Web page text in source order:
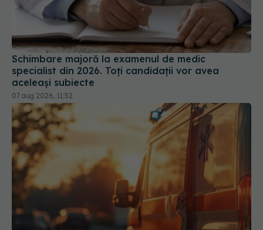
Schimbare majoră la examenul de medic
specialist din 2026. Toți candidații vor avea
aceleași subiecte
07 aug 2026, 11:52